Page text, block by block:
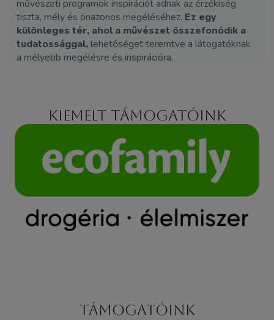
művészeti programok inspirációt adnak az érzékiség
tiszta, mély és önazonos megéléséhez. Ez egy
különleges tér, ahol a művészet összefonódik a
tudatossággal,lehetőséget teremtve a látogatóknak
a mélyebb megélésre és inspirációra.
Kiemelt támogatóink
Támogatóink